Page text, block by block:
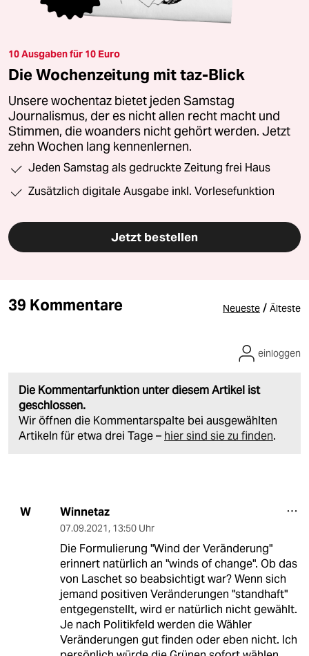
10 Ausgaben für 10 Euro
Die Wochenzeitung mit taz-Blick
Unsere wochentaz bietet jeden Samstag
Journalismus, der es nicht allen recht macht und
Stimmen, die woanders nicht gehört werden. Jetzt
zehn Wochen lang kennenlernen.
Jeden Samstag als gedruckte Zeitung frei Haus
Zusätzlich digitale Ausgabe inkl. Vorlesefunktion
Jetzt bestellen
39 Kommentare Neueste / Älteste
Die Kommentarfunktion unter diesem Artikel ist
geschlossen.
Wir öffnen die Kommentarspalte bei ausgewählten
Artikeln für etwa drei Tage – hier sind sie zu finden.
einloggen
W Winnetaz
07.09.2021, 13:50 Uhr
Die Formulierung "Wind der Veränderung"
erinnert natürlich an "winds of change". Ob das
von Laschet so beabsichtigt war? Wenn sich
jemand positiven Veränderungen "standhaft"
entgegenstellt, wird er natürlich nicht gewählt.
Je nach Politikfeld werden die Wähler
Veränderungen gut finden oder eben nicht. Ich